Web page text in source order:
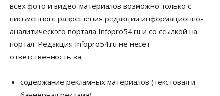
Общество
Жители Новосибирска смогут добровольно
повысить свою пенсию
07 Августа 2026, 11:30
Общество
инициативное бюджетирование
07 Августа 2026, 11:00
всех фото и видео-материалов возможно только с
письменного разрешения редакции информационно-
аналитического портала Infopro54.ru и со ссылкой на
портал. Редакция Infopro54.ru не несет
ответственность за:
содержание рекламных материалов (текстовая и